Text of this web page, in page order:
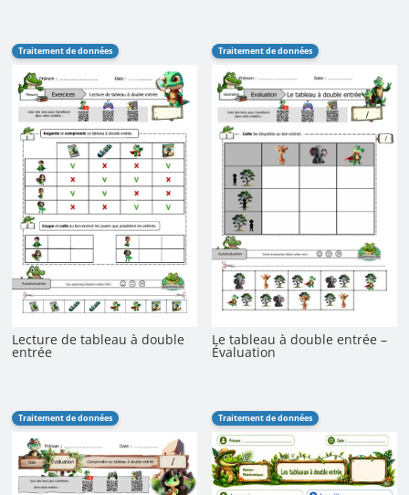
Traitement de données
Lecture de tableau à double
entrée
Traitement de données
Le tableau à double entrée –
Évaluation
Traitement de données Traitement de données